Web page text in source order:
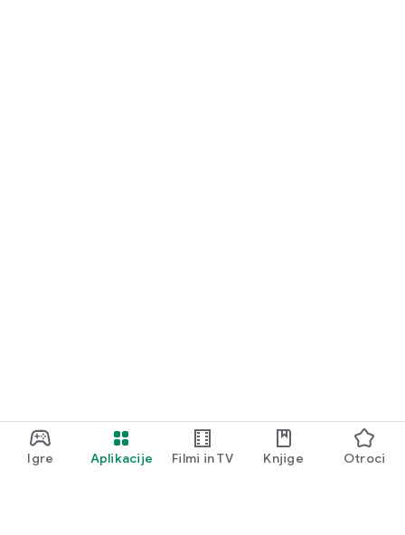
Igre Aplikacije Filmi in TV Knjige Otroci